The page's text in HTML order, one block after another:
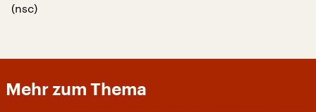
(nsc)
Mehr zum Thema